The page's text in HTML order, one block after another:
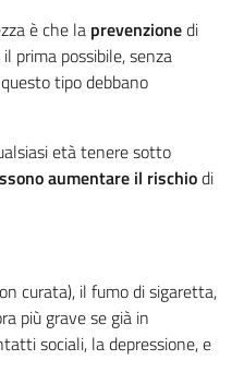
è che la prevenzionedi
prima possibile, senza
tipo debbano
età tenere sotto
aumentare il rischiodi
curata), il fumo di sigaretta,
più grave se già in
sociali, la depressione, e